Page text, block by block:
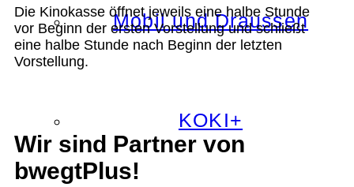
Mobil und Draussen
KOKI+
Die Kinokasse öffnet jeweils eine halbe Stunde
vor Beginn der ersten Vorstellung und schließt
eine halbe Stunde nach Beginn der letzten
Vorstellung.
Wir sind Partner von
bwegtPlus!